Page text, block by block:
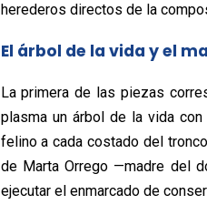
herederos directos de la
El árbol de la vida y el
La primera de las piezas
plasma un árbol de la vida
felino a cada costado del
de Marta Orrego —madre del
ejecutar el enmarcado de